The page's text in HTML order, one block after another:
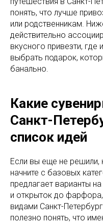
понять, что лучше
или родственникам.
действительно
вкусного привезти, где
выбрать подарок,
банально.
Какие
Санкт-
список идей
Если вы еще не решили,
начните с базовых
предлагает варианты
и открыток до
видами Санкт-
полезно понять, что